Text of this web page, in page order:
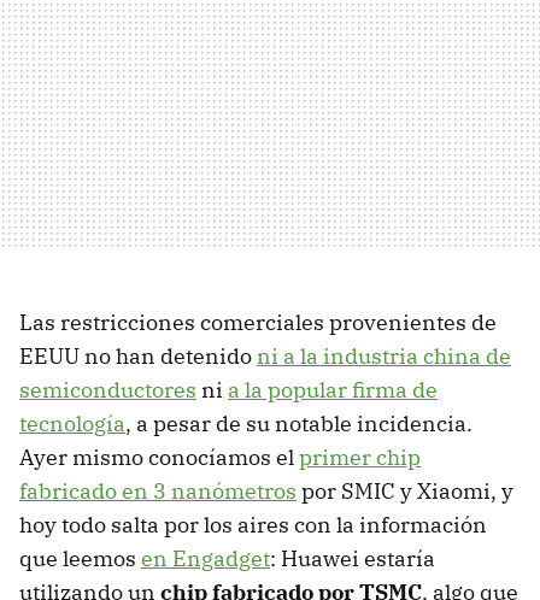
Las restricciones comerciales provenientes de
EEUU no han detenido ni a la industria china de
semiconductores ni a la popular firma de
tecnología, a pesar de su notable incidencia.
Ayer mismo conocíamos elprimer chip
fabricado en 3 nanómetros por SMIC y Xiaomi, y
hoy todo salta por los aires con la información
que leemos en Engadget: Huawei estaría
utilizando un chip fabricado por TSMC, algo que